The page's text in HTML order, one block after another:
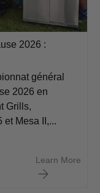
2026 :
général
2026 en
Grills,
et Mesa II,...
Learn More